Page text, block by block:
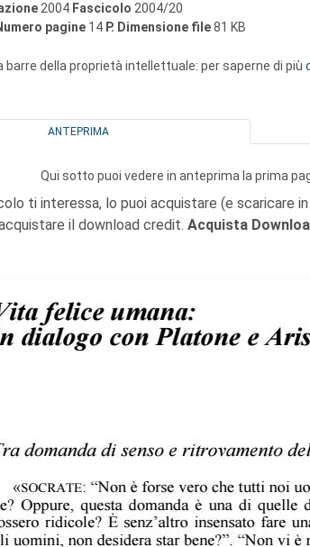
2004 Fascicolo 2004/20
pagine 14 P. Dimensione file81 KB
a barre della proprietà intellettuale: per saperne di più
ANTEPRIMA
Qui sotto puoi vedere in anteprima la prima
ti interessa, lo puoi acquistare (e scaricare
il download credit. Acquista